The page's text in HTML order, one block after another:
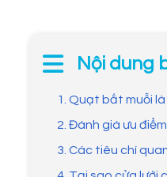
Nội dung
1. Quạt bắt muỗi
2. Đánh giá ưu
3. Các tiêu chí